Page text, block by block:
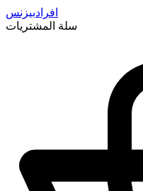
افرادبيزنس
سلة المشتريات